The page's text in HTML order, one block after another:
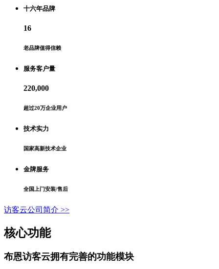
十六年品牌
16
老品牌值得信赖
服务客户量
220,000
超过20万企业用户
技术实力
国家高新技术企业
金牌服务
全国上门安装/售后
访客云公司简介 >>
核心功能
布恩访客云拥有完善的功能模块